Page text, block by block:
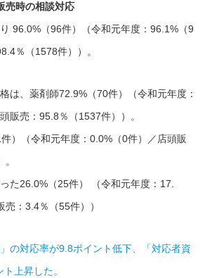
売時の相談対応
96.0%（96件）（令和元年度：96.1%（9
％（1578件））。
は、薬剤師72.9%（70件）（令和元年度：
販売：95.8％（1537件））。
）（令和元年度：0.0%（0件）／店頭販
た26.0%（25件） （令和元年度：17.
：3.4％（55件））
の対応率が9.8ポイント低下、「対応者資
上昇した。